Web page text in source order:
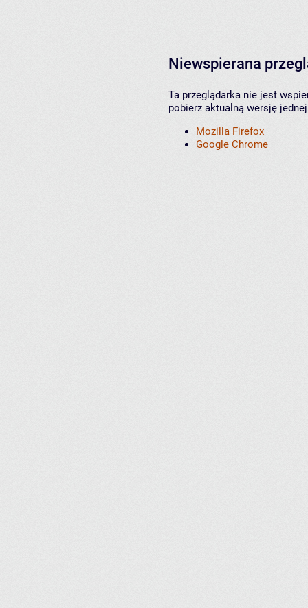
Niewspierana
Ta przeglądarka nie jest
pobierz aktualną wersję
Mozilla Firefox
Google Chrome